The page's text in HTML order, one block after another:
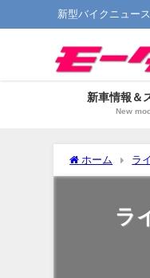
新型バイクニュー
新車情報＆
New
ホーム ラ
ラ